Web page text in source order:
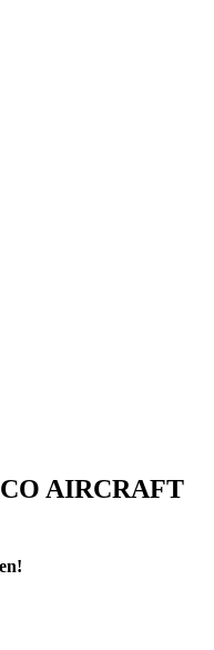
AIRCRAFT